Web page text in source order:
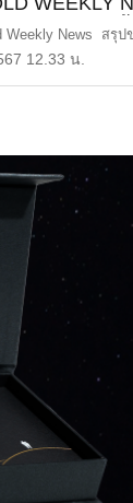
| ราคาทองวันนี้
ง | ทองคำราค
Weekly News สรุป
ำสัปดาห์ EP11 […]
12.33 น.